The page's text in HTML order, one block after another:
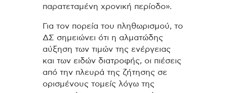
παρατεταμένη χρονική περίοδο».
Για τον πορεία του πληθωρισμού, το
ΔΣ σημειώνει ότι η αλματώδης
αύξηση των τιμών της ενέργειας
και των ειδών διατροφής, οι πιέσεις
από την πλευρά της ζήτησης σε
ορισμένους τομείς λόγω της